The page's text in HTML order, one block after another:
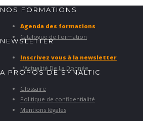
NOS FORMATIONS
Agenda des formations
Catalogue de Formation
NEWSLETTER
Inscrivez vous à la newsletter
L’Actualité De La Donnée
A PROPOS DE SYNALTIC
Glossaire
Politique de confidentialité
Mentions légales